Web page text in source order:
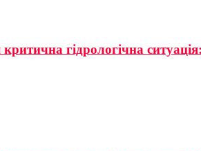
критична гідрологічна